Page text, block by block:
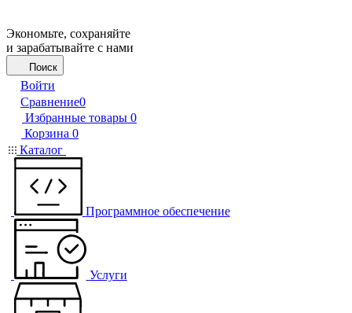
Экономьте, сохраняйте
и зарабатывайте с нами
Поиск
Войти
Сравнение0
Избранные товары 0
Корзина 0
Каталог
Программное обеспечение
Услуги